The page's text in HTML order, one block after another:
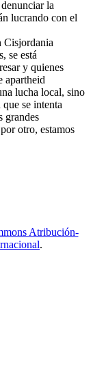
la
lucrando con el
Cisjordania
se está
y quienes
apartheid
lucha local, sino
se intenta
grandes
otro, estamos
Atribución-
.